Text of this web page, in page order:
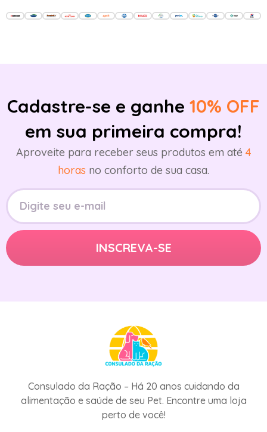
Cadastre-se e ganhe 10% OFF
em sua primeira compra!
Aproveite para receber seus produtos em até 4
horas no conforto de sua casa.
Consulado da Ração – Há 20 anos cuidando da
alimentação e saúde de seu Pet. Encontre uma loja
perto de você!